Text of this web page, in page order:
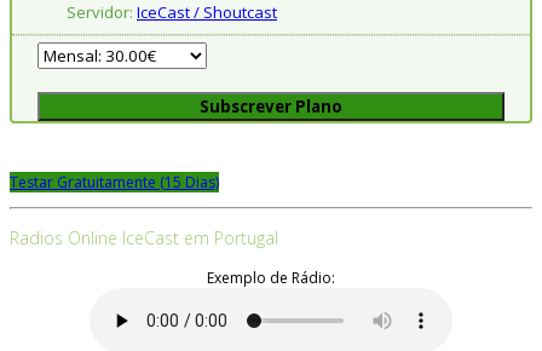
Servidor: IceCast / Shoutcast
Subscrever Plano
Testar Gratuitamente (15 Dias)
Radios Online IceCast em Portugal
Exemplo de Rádio: